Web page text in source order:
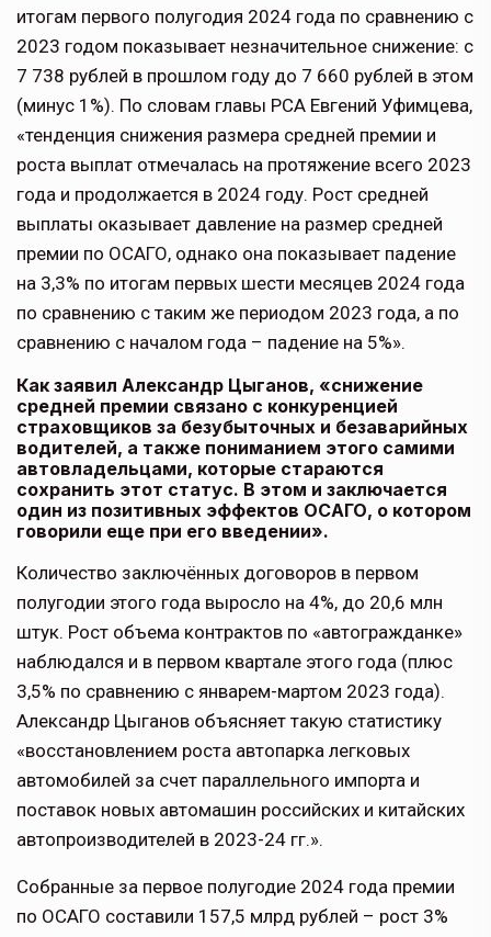
итогам первого полугодия 2024 года по сравнению с
2023 годом показывает незначительное снижение: с
7 738 рублей в прошлом году до 7 660 рублей в этом
(минус 1%). По словам главы РСА Евгений Уфимцева,
«тенденция снижения размера средней премии и
роста выплат отмечалась на протяжение всего 2023
года и продолжается в 2024 году. Рост средней
выплаты оказывает давление на размер средней
премии по ОСАГО, однако она показывает падение
на 3,3% по итогам первых шести месяцев 2024 года
по сравнению с таким же периодом 2023 года, а по
сравнению с началом года – падение на 5%».
Как заявил Александр Цыганов, «снижение
средней премии связано с конкуренцией
страховщиков за безубыточных и безаварийных
водителей, а также пониманием этого самими
автовладельцами, которые стараются
сохранить этот статус. В этом и заключается
один из позитивных эффектов ОСАГО, о котором
говорили еще при его введении».
Количество заключённых договоров в первом
полугодии этого года выросло на 4%, до 20,6 млн
штук. Рост объема контрактов по «автогражданке»
наблюдался и в первом квартале этого года (плюс
3,5% по сравнению с январем-мартом 2023 года).
Александр Цыганов объясняет такую статистику
«восстановлением роста автопарка легковых
автомобилей за счет параллельного импорта и
поставок новых автомашин российских и китайских
автопроизводителей в 2023-24 гг.».
Собранные за первое полугодие 2024 года премии
по ОСАГО составили 157,5 млрд рублей – рост 3%